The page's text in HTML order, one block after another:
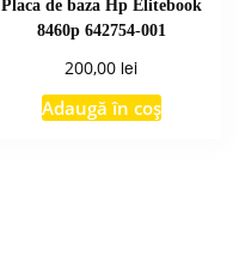
Placa de baza Hp Elitebook
8460p 642754-001
200,00 lei
Adaugă în coș